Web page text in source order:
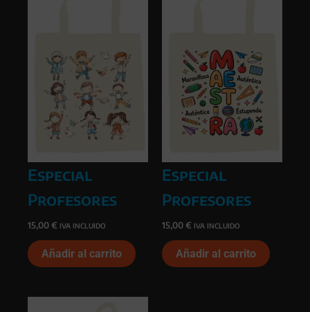
Especial
Profesores
15,00€ IVA INCLUIDO
Añadir al carrito
Especial
Profesores
15,00€ IVA INCLUIDO
Añadir al carrito